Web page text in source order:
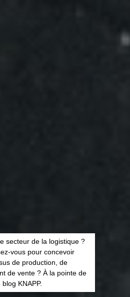
secteur de la logistique ?
vous pour concevoir
de production, de
de vente ? À la pointe de
KNAPP.